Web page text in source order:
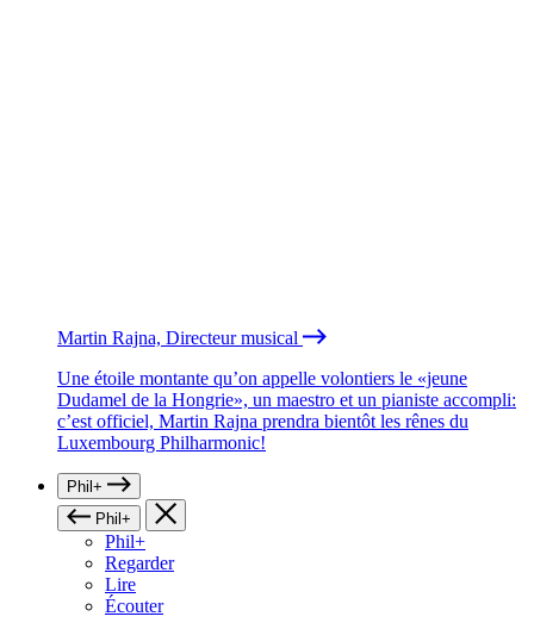
Martin Rajna, Directeur musical
Une étoile montante qu’on appelle volontiers le «jeune
Dudamel de la Hongrie», un maestro et un pianiste accompli:
c’est officiel, Martin Rajna prendra bientôt les rênes du
Luxembourg Philharmonic!
Phil+
Phil+
Phil+
Regarder
Lire
Écouter